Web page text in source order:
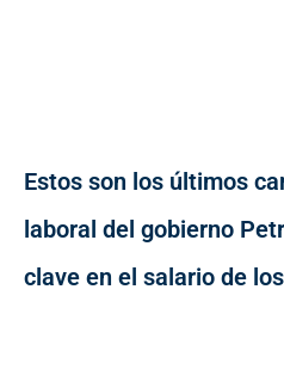
Estos son los últimos
laboral del gobierno
clave en el salario de